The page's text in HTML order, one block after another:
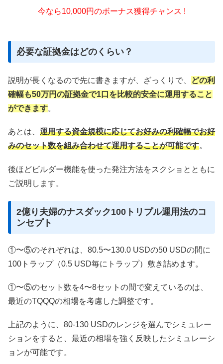
今なら10,000円のボーナス獲得チャンス !
必要な証拠金はどのくらい？
説明が長くなるので先に書きますが、ざっくりで、
どの利
確幅も50万円の証拠金で1口を比較的安全に運用すること
ができます。
あとは、 運用する資金規模に応じてお好みの利確幅でお好
みのセット数を組み合わせて運用することが可能です。
後ほどビルダー機能を使った発注方法をスクショとともに
ご説明します。
2億り夫婦のナスダック100トリプル運用法のコ
ンセプト
①〜⑤のそれぞれは、80.5〜130.0 USDの50 USDの間に
100トラップ（0.5 USD毎にトラップ）敷き詰めます。
①〜⑤のセット数を4〜8セットの間で変えているのは、
最近のTQQQの相場を考慮した調整です。
上記のように、80-130 USDのレンジを選んでシミュレー
ションをすると、最近の相場を強く反映したシミュレーシ
ョンが可能です。